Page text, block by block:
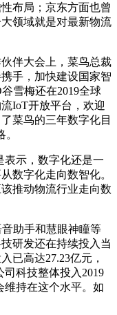
布局；京东方面也曾
领域就是对最新物流
伴大会上，菜鸟总裁
手，加快建设国家智
雪梅还在2019全球
IoT开放平台，欢迎
菜鸟的三年数字化目
表示，数字化还是一
数字化走向数智化。
推动物流行业走向数
助手和慧眼神瞳等
研发还在持续投入当
已高达27.23亿元，
科技整体投入2019
维持在这个水平。如